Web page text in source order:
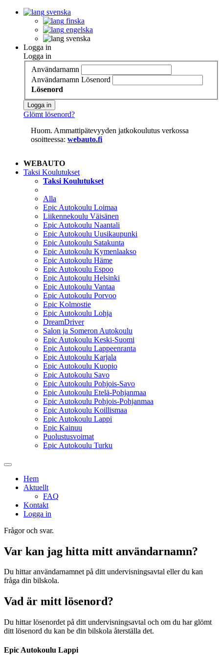
svenska
finska
engelska
svenska
Logga in
Logga in
Användarnamn
Användarnamn Lösenord
Lösenord
Logga in
Glömt lösenord?
Huom. Ammattipätevyyden jatkokoulutus verkossa
osoitteessa: webauto.fi
WEBAUTO
Taksi Koulutukset
Taksi Koulutukset
Alla
Epic Autokoulu Loimaa
Liikennekoulu Väisänen
Epic Autokoulu Naantali
Epic Autokoulu Uusikaupunki
Epic Autokoulu Satakunta
Epic Autokoulu Kymenlaakso
Epic Autokoulu Häme
Epic Autokoulu Espoo
Epic Autokoulu Helsinki
Epic Autokoulu Vantaa
Epic Autokoulu Porvoo
Epic Kolmostie
Epic Autokoulu Lohja
DreamDriver
Salon ja Someron Autokoulu
Epic Autokoulu Keski-Suomi
Epic Autokoulu Lappeenranta
Epic Autokoulu Karjala
Epic Autokoulu Kuopio
Epic Autokoulu Savo
Epic Autokoulu Pohjois-Savo
Epic Autokoulu Etelä-Pohjanmaa
Epic Autokoulu Pohjois-Pohjanmaa
Epic Autokoulu Koillismaa
Epic Autokoulu Lappi
Epic Kainuu
Puolustusvoimat
Epic Autokoulu Turku
Hem
Aktuellt
FAQ
Kontakt
Logga in
Frågor och svar.
Var kan jag hitta mitt användarnamn?
Du hittar användarnamnet på ditt undervisningsavtal eller du kan
fråga din bilskola.
Vad är mitt lösenord?
Du hittar lösenordet på ditt undervisningsavtal och om du har glömt
ditt lösenord du kan be din bilskola återställa det.
Epic Autokoulu Lappi